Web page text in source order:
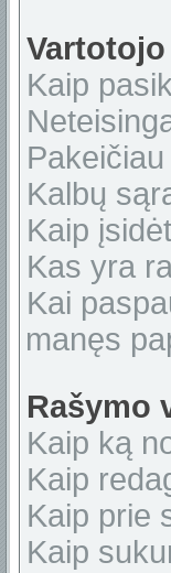
Kaip
Kalbų
Kaip
Kas yra
Kai
manęs
Rašymo
Kaip ką
Kaip
Kaip prie
Kaip